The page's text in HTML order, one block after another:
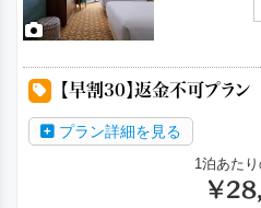
【早割30】返金不可プラン
プラン詳細を見る
1泊あた
￥